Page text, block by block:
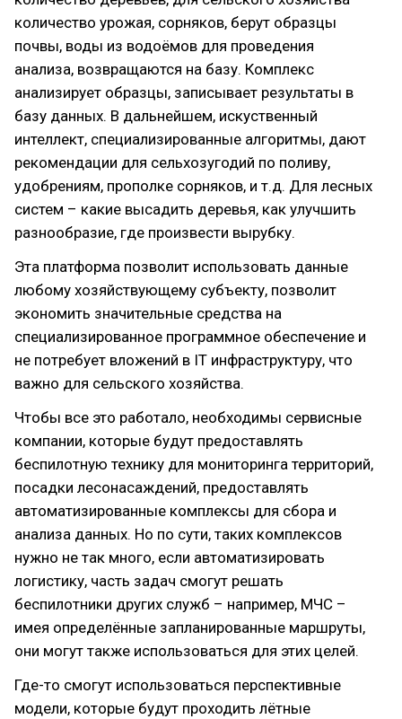
количество урожая, сорняков, берут образцы
почвы, воды из водоёмов для проведения
анализа, возвращаются на базу. Комплекс
анализирует образцы, записывает результаты в
базу данных. В дальнейшем, искуственный
интеллект, специализированные алгоритмы, дают
рекомендации для сельхозугодий по поливу,
удобрениям, прополке сорняков, и т.д. Для лесных
систем – какие высадить деревья, как улучшить
разнообразие, где произвести вырубку.
Эта платформа позволит использовать данные
любому хозяйствующему субъекту, позволит
экономить значительные средства на
специализированное программное обеспечение и
не потребует вложений в IT инфраструктуру, что
важно для сельского хозяйства.
Чтобы все это работало, необходимы сервисные
компании, которые будут предоставлять
беспилотную технику для мониторинга территорий,
посадки лесонасаждений, предоставлять
автоматизированные комплексы для сбора и
анализа данных. Но по сути, таких комплексов
нужно не так много, если автоматизировать
логистику, часть задач смогут решать
беспилотники других служб – например, МЧС –
имея определённые запланированные маршруты,
они могут также использоваться для этих целей.
Где-то смогут использоваться перспективные
модели, которые будут проходить лётные